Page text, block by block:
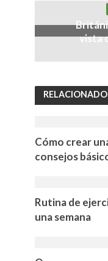
vista
Cómo crear
consejos
Rutina de
una semana